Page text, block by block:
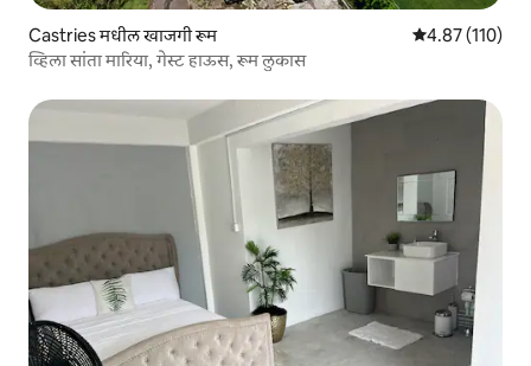
Castries मधील खाजगी रूम 5 पैकी 4.87
4.87 (110)
व्हिला सांता मारिया, गेस्ट हाऊस, रूम लुकास